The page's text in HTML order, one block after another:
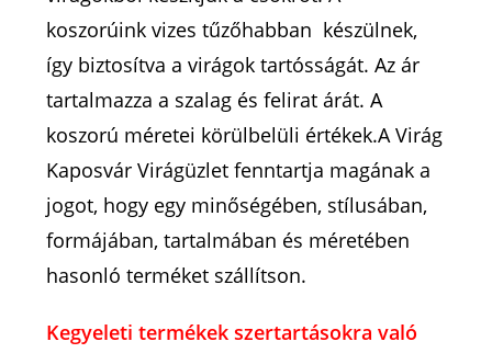
koszorúink vizes tűzőhabban készülnek,
így biztosítva a virágok tartósságát. Az ár
tartalmazza a szalag és felirat árát. A
koszorú méretei körülbelüli értékek.A Virág
Kaposvár Virágüzlet fenntartja magának a
jogot, hogy egy minőségében, stílusában,
formájában, tartalmában és méretében
hasonló terméket szállítson.
Kegyeleti termékek szertartásokra való